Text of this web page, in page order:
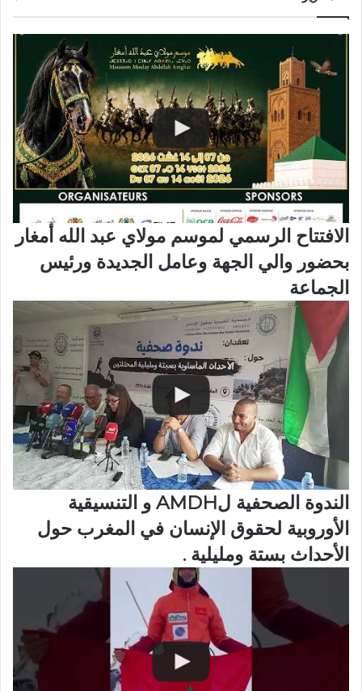
الافتتاح الرسمي لموسم مولاي عبد الله أمغار
بحضور والي الجهة وعامل الجديدة ورئيس
الجماعة
الندوة الصحفية لAMDH و التنسيقية
الأوروبية لحقوق الإنسان في المغرب حول
الأحداث بستة ومليلية .